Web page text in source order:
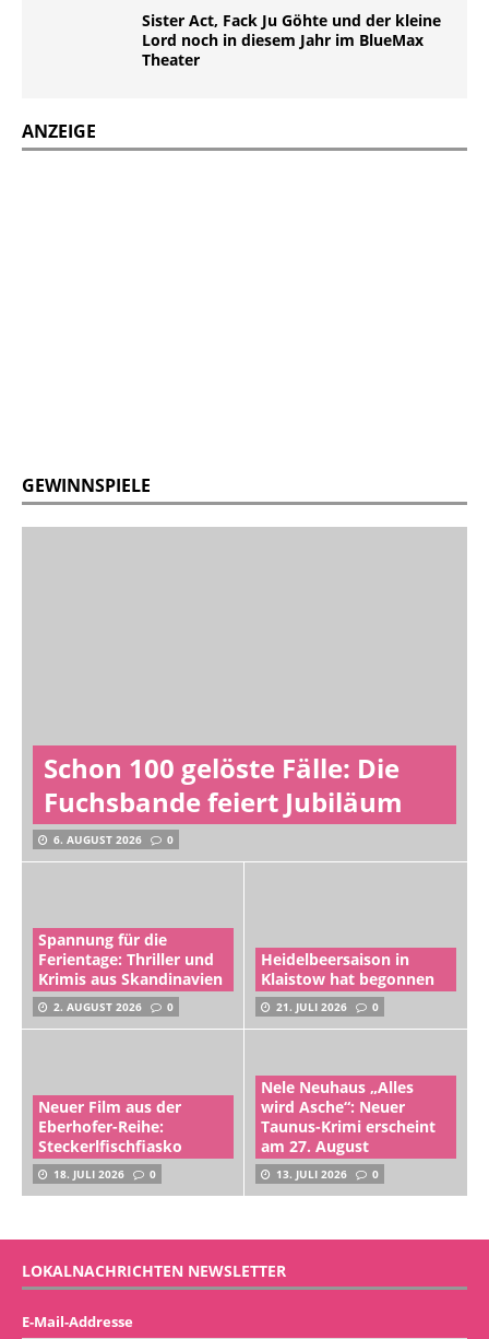
Sister Act, Fack Ju Göhte und der kleine
Lord noch in diesem Jahr im BlueMax
Theater
ANZEIGE
GEWINNSPIELE
Schon 100 gelöste Fälle: Die
Fuchsbande feiert Jubiläum
6. AUGUST 2026 0
Spannung für die
Ferientage: Thriller und
Krimis aus Skandinavien
2. AUGUST 2026 0
Heidelbeersaison in
Klaistow hat begonnen
21. JULI 2026 0
Neuer Film aus der
Eberhofer-Reihe:
Steckerlfischfiasko
18. JULI 2026 0
Nele Neuhaus „Alles
wird Asche“: Neuer
Taunus-Krimi erscheint
am 27. August
13. JULI 2026 0
LOKALNACHRICHTEN NEWSLETTER
E-Mail-Addresse